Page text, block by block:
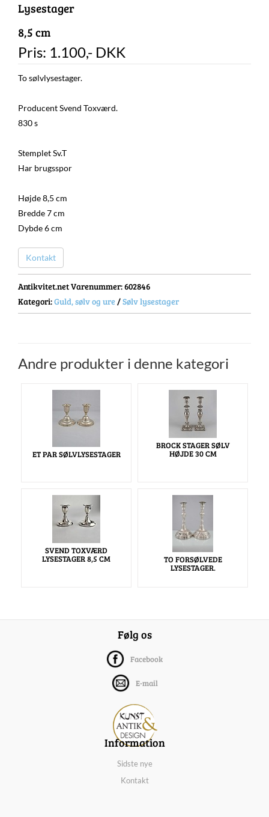
Lysestager
8,5 cm
Pris: 1.100,- DKK
To sølvlysestager.
Producent Svend Toxværd.
830 s
Stemplet Sv.T
Har brugsspor
Højde 8,5 cm
Bredde 7 cm
Dybde 6 cm
Kontakt
Antikvitet.net Varenummer: 602846
Kategori:Guld, sølv og ure /Sølv lysestager
Andre produkter i denne kategori
ET PAR SØLVLYSESTAGER
BROCK STAGER SØLV
HØJDE 30 CM
SVEND TOXVÆRD
LYSESTAGER 8,5 CM TO FORSØLVEDE
LYSESTAGER.
Følg os
Facebook
E-mail
Information
Sidste nye
Kontakt